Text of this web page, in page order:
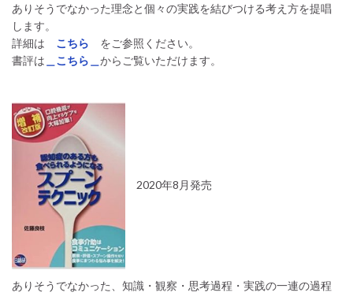
ありそうでなかった理念と個々の実践を結びつける考え方を提唱
します。
詳細は
こちら
をご参照ください。
書評は ＿こちら＿ からご覧いただけます。
2020年8月発売
ありそうでなかった、知識・観察・思考過程・実践の一連の過程